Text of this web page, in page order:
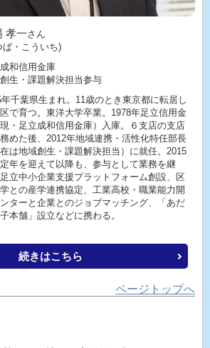
孝一さん
ば・こういち)
和信用金庫
生・課題解決担当参与
年千葉県生まれ。11歳のとき東京都に転居し
で育つ。東洋大学卒業。1978年足立信用金
・足立成和信用金庫）入庫。６支店の支店
めた後、2012年地域連携・活性化特任部長
在は地域創生・課題解決担当）に就任。2015
年を迎えて以降も、参与として業務を継
立中小企業支援プラットフォーム創設、区
との産学連携協定、工業高校・職業能力開
ターと企業とのジョブマッチング、「あだ
本舗」設立などに携わる。
続きはこちら
ページトップへ